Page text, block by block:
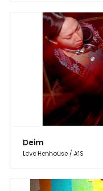
Deim
Love Henhouse / A1S